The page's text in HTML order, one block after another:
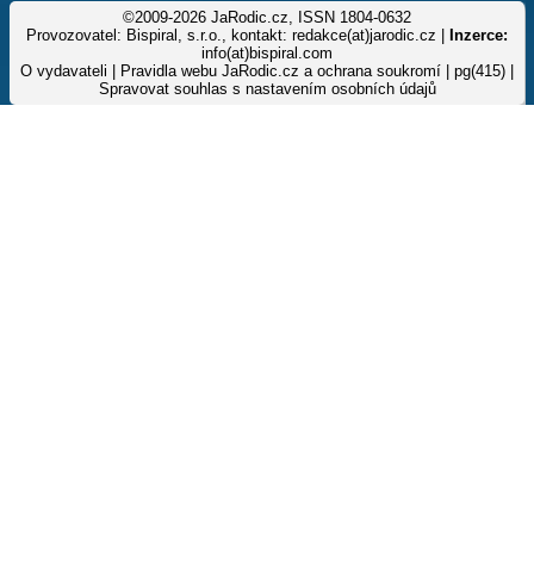
©2009-2026 JaRodic.cz, ISSN 1804-0632
Provozovatel: Bispiral, s.r.o., kontakt: redakce(at)jarodic.cz |
Inzerce:
info(at)bispiral.com
O vydavateli
Pravidla webu JaRodic.cz a ochrana soukromí | pg(415) |
Spravovat souhlas s nastavením osobních údajů